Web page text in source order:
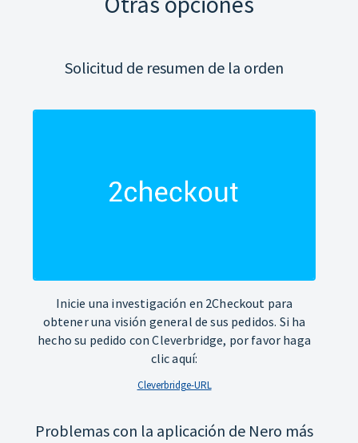
Solicitud de resumen de la orden
Inicie una investigación en 2Checkout para
obtener una visión general de sus pedidos. Si ha
hecho su pedido con Cleverbridge, por favor haga
clic aquí:
Cleverbridge-URL
Problemas con la aplicación de Nero más